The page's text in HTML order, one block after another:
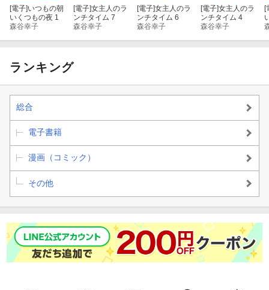
[電子]いつもの朝
いくつもの夜 1
森谷幸子
[電子]女主人のラ
ンチタイム 7
森谷幸子
[電子]女主人のラ
ンチタイム 6
森谷幸子
[電子]女主人のラ
ンチタイム 4
森谷幸子
[
ランキング
総合
電子書籍
漫画（コミック）
その他